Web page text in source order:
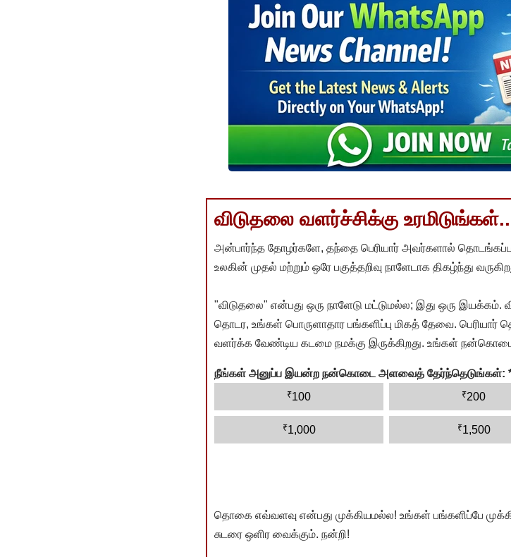
விடுதலை வளர்ச்சிக்கு உரமிடுங்கள்..
அன்பார்ந்த தோழர்களே, தந்தை பெரியார் அவர்களால்
உலகின் முதல் மற்றும் ஒரே பகுத்தறிவு நாளேடாக திகழ்ந்து
"விடுதலை" என்பது ஒரு நாளேடு மட்டுமல்ல; இது ஒரு
தொடர, உங்கள் பொருளாதார பங்களிப்பு மிகத் தேவை.
வளர்க்க வேண்டிய கடமை நமக்கு இருக்கிறது. உங்கள் நன்கொடை
நீங்கள் அனுப்ப இயன்ற நன்கொடை அளவைத் தேர்ந்தெடுங்கள்:
₹100 ₹200
₹1,000 ₹1,500
தொகை எவ்வளவு என்பது முக்கியமல்ல! உங்கள் பங்களிப்பே
சுடரை ஒளிர வைக்கும். நன்றி!